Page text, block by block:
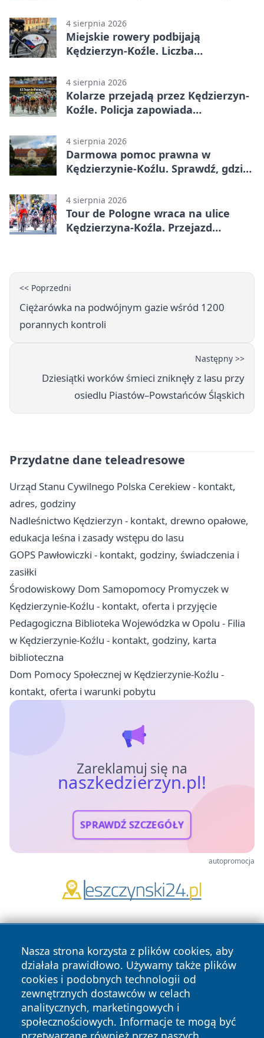
4 sierpnia 2026
Miejskie rowery podbijają
Kędzierzyn-Koźle. Liczba
4 sierpnia 2026
Kolarze przejadą przez Kędzierzyn-
Koźle. Policja zapowiada
4 sierpnia 2026
Darmowa pomoc prawna w
Kędzierzynie-Koźlu. Sprawdź, gdzie
4 sierpnia 2026
Tour de Pologne wraca na ulice
Kędzierzyna-Koźla. Przejazd
<< Poprzedni
Ciężarówka na podwójnym gazie wśród 1200
porannych kontroli
Następny >>
Dziesiątki worków śmieci zniknęły z lasu przy
osiedlu Piastów–Powstańców Śląskich
Przydatne dane teleadresowe
Urząd Stanu Cywilnego Polska Cerekiew - kontakt,
adres, godziny
Nadleśnictwo Kędzierzyn - kontakt, drewno opałowe,
edukacja leśna i zasady wstępu do lasu
GOPS Pawłowiczki - kontakt, godziny, świadczenia i
zasiłki
Środowiskowy Dom Samopomocy Promyczek w
Kędzierzynie-Koźlu - kontakt, oferta i przyjęcie
Pedagogiczna Biblioteka Wojewódzka w Opolu - Filia
w Kędzierzynie-Koźlu - kontakt, godziny, karta
biblioteczna
Dom Pomocy Społecznej w Kędzierzynie-Koźlu -
kontakt, oferta i warunki pobytu
Zareklamuj się na
naszkedzierzyn.pl!
SPRAWDŹ SZCZEGÓŁY
autopromocja
Nasza strona korzysta z plików cookies, aby
działała prawidłowo. Używamy także plików
cookies i podobnych technologii od
zewnętrznych dostawców w celach
analitycznych, marketingowych i
społecznościowych. Informacje te mogą być
Copyright © 2026 naszkedzierzyn.pl Wszystkie prawa
zastrzeżone.